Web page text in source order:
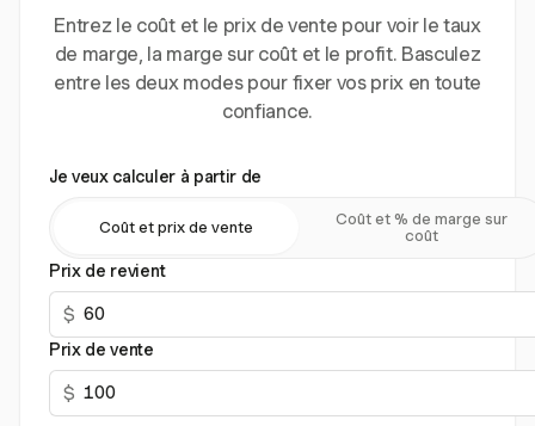
Entrez le coût et le prix de vente pour voir le taux
de marge, la marge sur coût et le profit. Basculez
entre les deux modes pour fixer vos prix en toute
confiance.
Je veux calculer à partir de
Coût et prix de vente
Coût et % de marge sur
coût
Prix de revient
$
Prix de vente
$